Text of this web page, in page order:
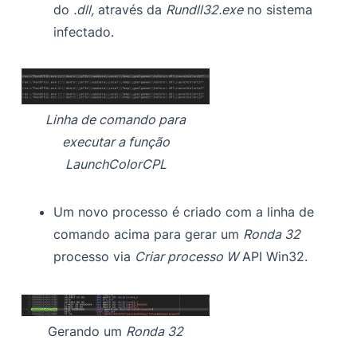
do .dll, através da Rundll32.exeno sistema
infectado.
Linha de comando para
executar a função
LaunchColorCPL
Um novo processo é criado com a linha de
comando acima para gerar um Ronda 32
processo via Criar processo WAPI Win32.
Gerando um Ronda 32